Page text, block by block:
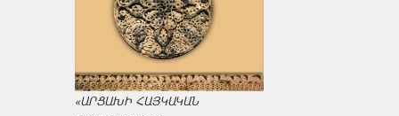
«ԱՐՑԱԽԻ ՀԱՅԿԱԿԱՆ